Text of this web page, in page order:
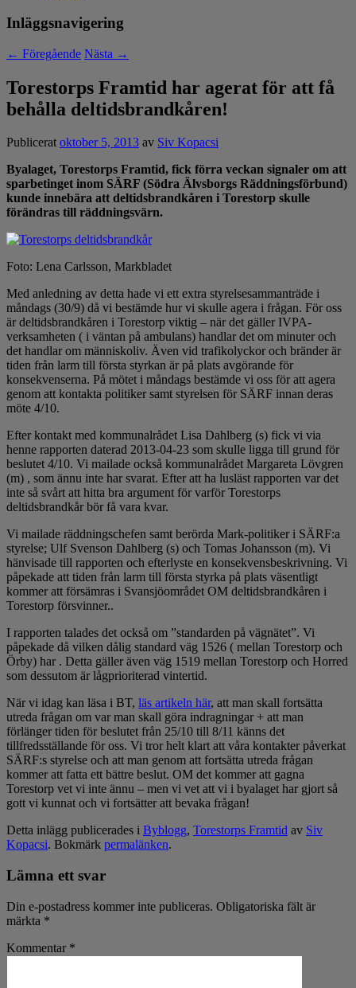
Inläggsnavigering
← Föregående Nästa →
Torestorps Framtid har agerat för att få
behålla deltidsbrandkåren!
Publiceratoktober 5, 2013 av Siv Kopacsi
Byalaget, Torestorps Framtid, fick förra veckan signaler om att
sparbetinget inom SÄRF (Södra Älvsborgs Räddningsförbund)
kunde innebära att deltidsbrandkåren i Torestorp skulle
förändras till räddningsvärn.
Foto: Lena Carlsson, Markbladet
Med anledning av detta hade vi ett extra styrelsesammanträde i
måndags (30/9) då vi bestämde hur vi skulle agera i frågan. För oss
är deltidsbrandkåren i Torestorp viktig – när det gäller IVPA-
verksamheten ( i väntan på ambulans) handlar det om minuter och
det handlar om människoliv. Även vid trafikolyckor och bränder är
tiden från larm till första styrkan är på plats avgörande för
konsekvenserna. På mötet i måndags bestämde vi oss för att agera
genom att kontakta politiker samt styrelsen för SÄRF innan deras
möte 4/10.
Efter kontakt med kommunalrådet Lisa Dahlberg (s) fick vi via
henne rapporten daterad 2013-04-23 som skulle ligga till grund för
beslutet 4/10. Vi mailade också kommunalrådet Margareta Lövgren
(m) , som ännu inte har svarat. Efter att ha lusläst rapporten var det
inte så svårt att hitta bra argument för varför Torestorps
deltidsbrandkår bör få vara kvar.
Vi mailade räddningschefen samt berörda Mark-politiker i SÄRF:a
styrelse; Ulf Svenson Dahlberg (s) och Tomas Johansson (m). Vi
hänvisade till rapporten och efterlyste en konsekvensbeskrivning. Vi
påpekade att tiden från larm till första styrka på plats väsentligt
kommer att försämras i Svansjöområdet OM deltidsbrandkåren i
Torestorp försvinner..
I rapporten talades det också om ”standarden på vägnätet”. Vi
påpekade då vilken dålig standard väg 1526 ( mellan Torestorp och
Örby) har . Detta gäller även väg 1519 mellan Torestorp och Horred
som dessutom är lågprioriterad vintertid.
När vi idag kan läsa i BT, läs artikeln här, att man skall fortsätta
utreda frågan om var man skall göra indragningar + att man
förlänger tiden för beslutet från 25/10 till 8/11 känns det
tillfredsställande för oss. Vi tror helt klart att våra kontakter påverkat
SÄRF:s styrelse och att man genom att fortsätta utreda frågan
kommer att fatta ett bättre beslut. OM det kommer att gagna
Torestorp vet vi inte ännu – men vi vet att vi i byalaget har gjort så
gott vi kunnat och vi fortsätter att bevaka frågan!
Detta inlägg publicerades i Byblogg, Torestorps Framtid av Siv
Kopacsi. Bokmärk permalänken.
Lämna ett svar
Din e-postadress kommer inte publiceras. Obligatoriska fält är
märkta *
Kommentar *